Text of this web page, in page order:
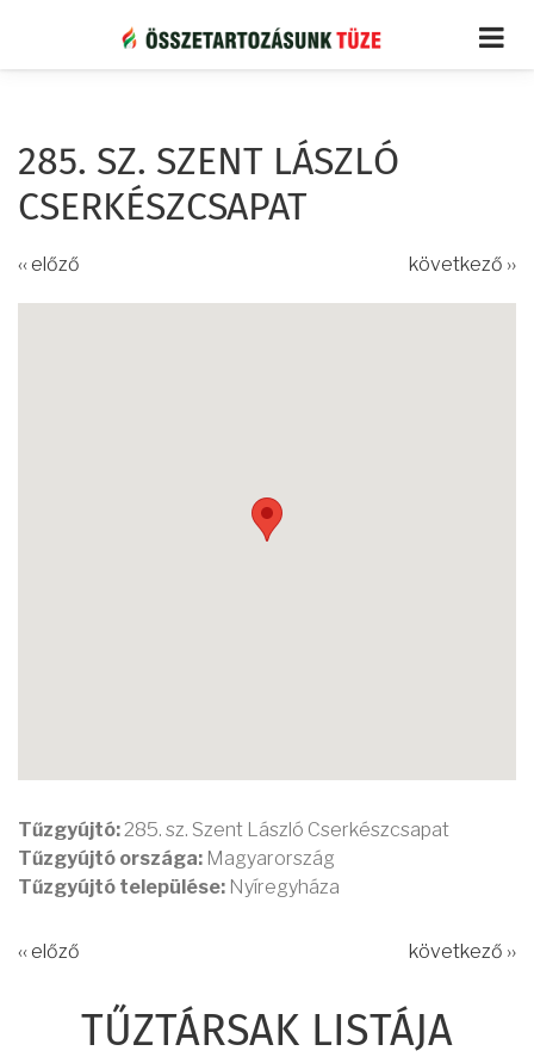
tartalomra
285. SZ. SZENT LÁSZLÓ
CSERKÉSZCSAPAT
‹‹ előző következő ››
Tűzgyújtó:285. sz. Szent László Cserkészcsapat
Tűzgyújtó országa: Magyarország
Tűzgyújtó települése: Nyíregyháza
‹‹ előző következő ››
TŰZTÁRSAK LISTÁJA